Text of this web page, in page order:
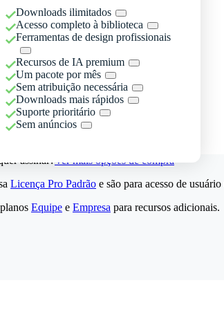
Downloads ilimitados
Acesso completo à biblioteca
Ferramentas de design profissionais
Recursos de IA premium
Um pacote por mês
Sem atribuição necessária
Downloads mais rápidos
Suporte prioritário
Sem anúncios
assinar?Ver mais opções de compra
Licença Pro Padrão e são para acesso de
Equipe e Empresa para recursos adicionais.